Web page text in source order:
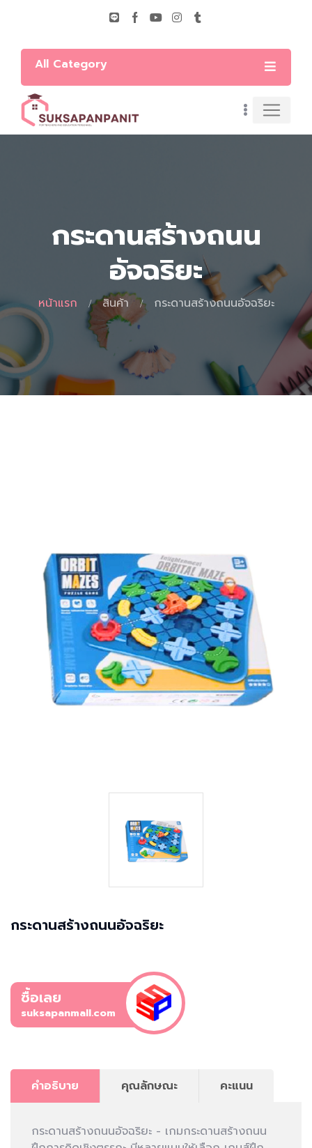
All Category
กระดานสร้างถนน
อัจฉริยะ
หน้าแรก สินค้า กระดานสร้างถนนอัจฉริยะ
กระดานสร้างถนนอัจฉริยะ
ซื้อเลย
suksapanmall.com
คำอธิบาย คุณลักษณะ คะแนน
กระดานสร้างถนนอัจฉริยะ - เกมกระดานสร้างถนน